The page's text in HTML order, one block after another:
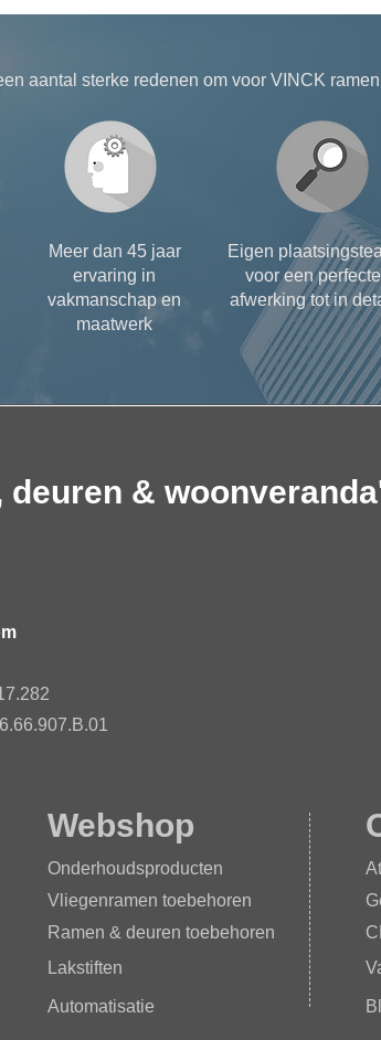
aantal sterke redenen om voor VINCK
Meer dan 45 jaar
ervaring in
vakmanschap en
maatwerk
Eigen
voor een perfecte
afwerking tot in
deuren &
Webshop
Onderhoudsproducten
Vliegenramen toebehoren
Ramen & deuren toebehoren
Lakstiften
Automatisatie